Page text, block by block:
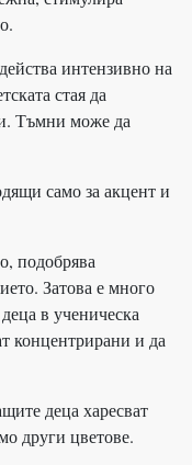
интензивно на
стая да
Тъмни може да
само за акцент и
подобрява
Затова е много
в ученическа
концентрирани и да
деца харесват
други цветове.